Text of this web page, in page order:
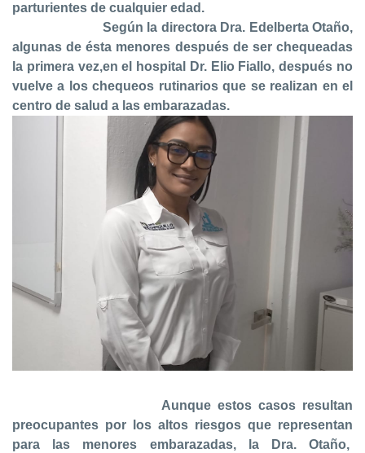
parturientes de cualquier edad.
Según la directora Dra. Edelberta Otaño,
algunas de ésta menores después de ser chequeadas
la primera vez,en el hospital Dr. Elio Fiallo, después no
vuelve a los chequeos rutinarios que se realizan en el
centro de salud a las embarazadas.
Aunque estos casos resultan
preocupantes por los altos riesgos que representan
para las menores embarazadas,
la Dra. Otaño,